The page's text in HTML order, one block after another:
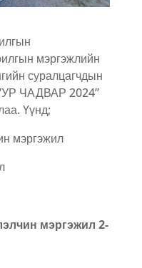
мэргэжлийн
суралцагчдын
ЧАДВАР 2024’’
Үүнд;
мэргэжил
мэргэжил 2-